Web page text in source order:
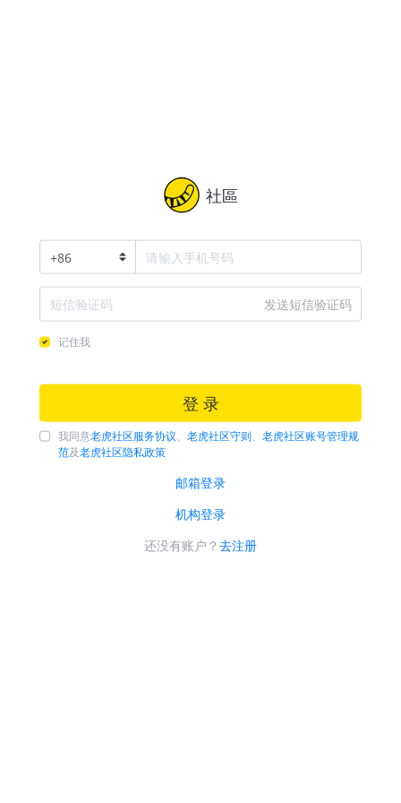
社區
+86
发送短信验证码
记住我
登 录
我同意老虎社区服务协议 老虎社区守则
老虎社区账号管理规
范及老虎社区隐私政策
邮箱登录
机构登录
还没有账户？ 去注册